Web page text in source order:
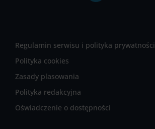
Regulamin serwisu i polityka prywatności
Polityka cookies
Zasady plasowania
Polityka redakcyjna
Oświadczenie o dostępności